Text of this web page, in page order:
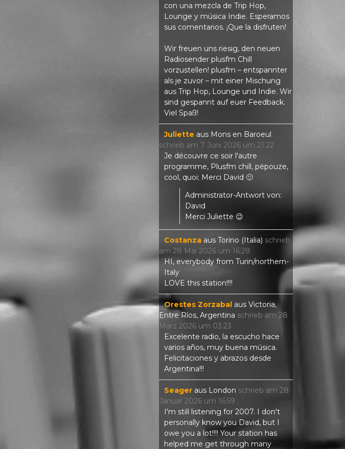
con una mezcla de Trip Hop,
Lounge y música Indie. Esperamos
sus comentarios. ¡Que la disfruten!
Wir freuen uns riesig, den neuen
Radiosender plusfm Chill
vorzustellen! plusfm – entspannter
als je zuvor – mit einer Mischung
aus Trip Hop, Lounge und Indie. Wir
sind gespannt auf euer Feedback.
Viel Spaß!
Juliette aus Mons en Baroeul
schrieb am 7 Juni 2026 um 21:22
Je découvre ce soir l'autre
programme, Plusfm chill, pépouze,
cool, quoi; Merci David 🙂
Administrator-Antwort von:
David
Merci Juliette 😉
Costanza aus Torino (Italia) schrieb
am 28 Mai 2026 um 16:28
HI, everybody from Turin/northern-
Italy
LOVE this station!!!!
Orestes Zorzabal aus Victoria,
Entre Ríos, Argentina schrieb am 28
März 2026 um 03:23
Excelente radio, la escucho hace
varios años, muy buena música.
Felicitaciones y abrazos desde
Argentina!!!
Seager aus London schrieb am 28
Januar 2026 um 16:59
I'm still listening for 2007. I don't
personally know you David, but I
owe you a lot!!!! Your station has
helped me get through many